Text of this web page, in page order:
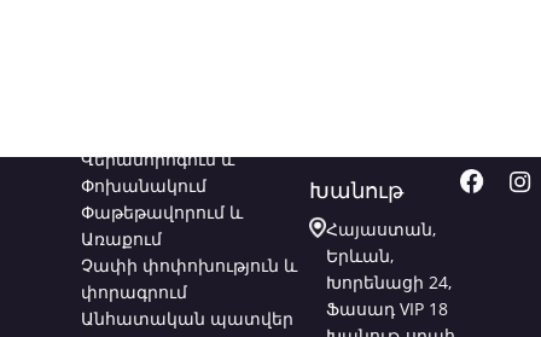
Վերանորոգում և
Փոխանակում
Փաթեթավորում և
Առաքում
Չափի փոփոխություն և
փորագրում
Անհատական պատվեր
Խանութ
Հայաստան,
Երևան,
Խորենացի 24,
Ֆասադ VIP 18